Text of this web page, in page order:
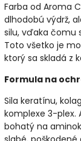
Farba od Aroma
dlhodobú výdrž,
silu, vďaka čomu
Toto všetko je
ktorý sa skladá z
Formula na
Sila keratínu,
komplexe 3-plex.
bohatý na